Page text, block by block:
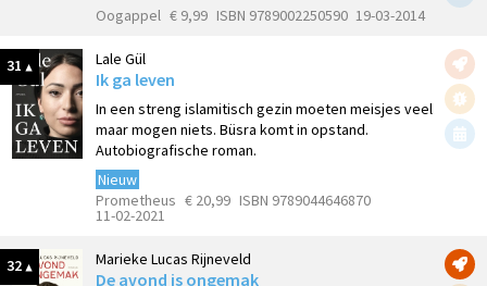
Oogappel € 9,99 ISBN 9789002250590 19-03-2014
31 Lale Gül
Ik ga leven
In een streng islamitisch gezin moeten meisjes veel
maar mogen niets. Büsra komt in opstand.
Autobiografische roman.
Nieuw
Prometheus € 20,99 ISBN 9789044646870
11-02-2021
32 Marieke Lucas Rijneveld
De avond is ongemak